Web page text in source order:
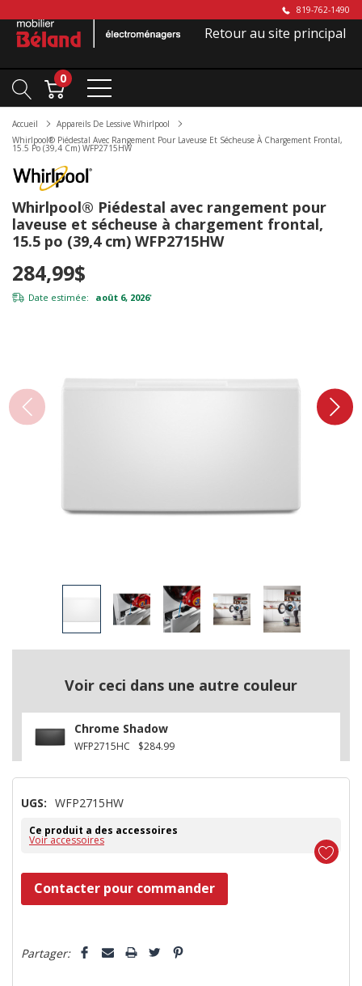
819-762-1490
Retour au site principal
0
Accueil
Appareils De Lessive Whirlpool
Whirlpool® Piédestal Avec Rangement Pour Laveuse Et Sécheuse À Chargement Frontal,
15.5 Po (39,4 Cm) WFP2715HW
Whirlpool® Piédestal avec rangement pour
laveuse et sécheuse à chargement frontal,
15.5 po (39,4 cm) WFP2715HW
284,99$
Date estimée: août 6, 2026*
Voir ceci dans une autre couleur
Chrome Shadow
WFP2715HC $284.99
UGS: WFP2715HW
Ce produit a des accessoires
Voir accessoires
Dépêchez-
vous!
n’en
Contacter pour commander
Partager: